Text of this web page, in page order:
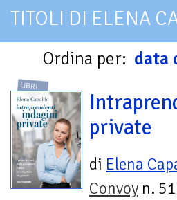
TITOLI DI ELENA
Ordina per: data
LIBRI
private
di Elena
Convoy n.